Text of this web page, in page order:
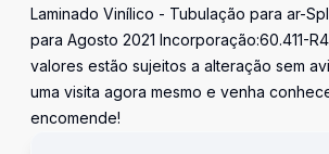
Laminado Vinílico - Tubulação para ar-
para Agosto 2021 Incorporação:60.411-
valores estão sujeitos a alteração sem
uma visita agora mesmo e venha
encomende!